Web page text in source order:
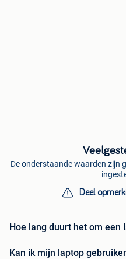
De onderstaande waarden zijn
Deel
Hoe lang duurt het om een
Kan ik mijn laptop